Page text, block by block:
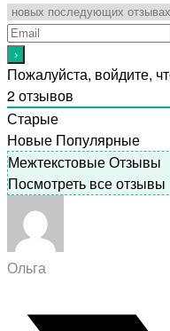
Пожалуйста, войдите,
2отзывов
Старые
Новые Популярные
Межтекстовые Отзывы
Посмотреть все отзывы
Ольга